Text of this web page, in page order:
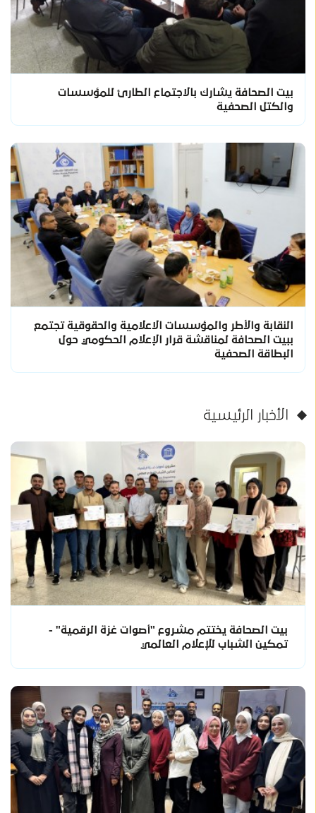
بيت الصحافة يشارك بالاجتماع الطارئ للمؤسسات
والكتل الصحفية
النقابة والأطر والمؤسسات الاعلامية والحقوقية تجتمع
ببيت الصحافة لمناقشة قرار الإعلام الحكومي حول
البطاقة الصحفية
الأخبار الرئيسية
بيت الصحافة يختتم مشروع "أصوات غزة الرقمية" -
تمكين الشباب للإعلام العالمي